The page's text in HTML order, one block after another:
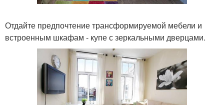
Отдайте предпочтение трансформируемой мебели и
встроенным шкафам - купе с зеркальными дверцами.